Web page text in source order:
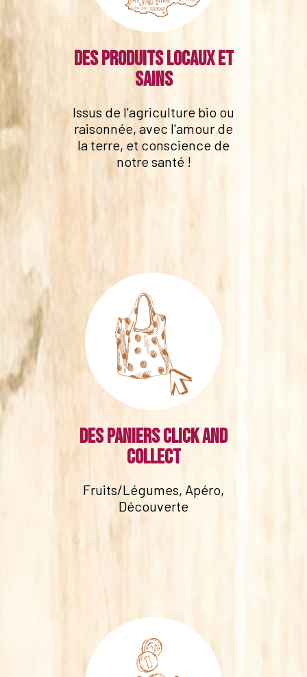
Des produits locaux et
sains
Issus de l'agriculture bio ou
raisonnée, avec l'amour de
la terre, et conscience de
notre santé !
Des paniers click and
collect
Fruits/Légumes, Apéro,
Découverte